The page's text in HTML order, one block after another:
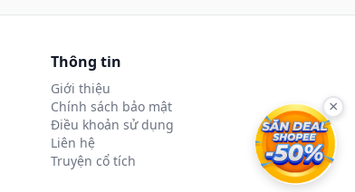
Thông tin
Giới thiệu
Chính sách bảo mật
Điều khoản sử dụng
Liên hệ
Truyện cổ tích
×